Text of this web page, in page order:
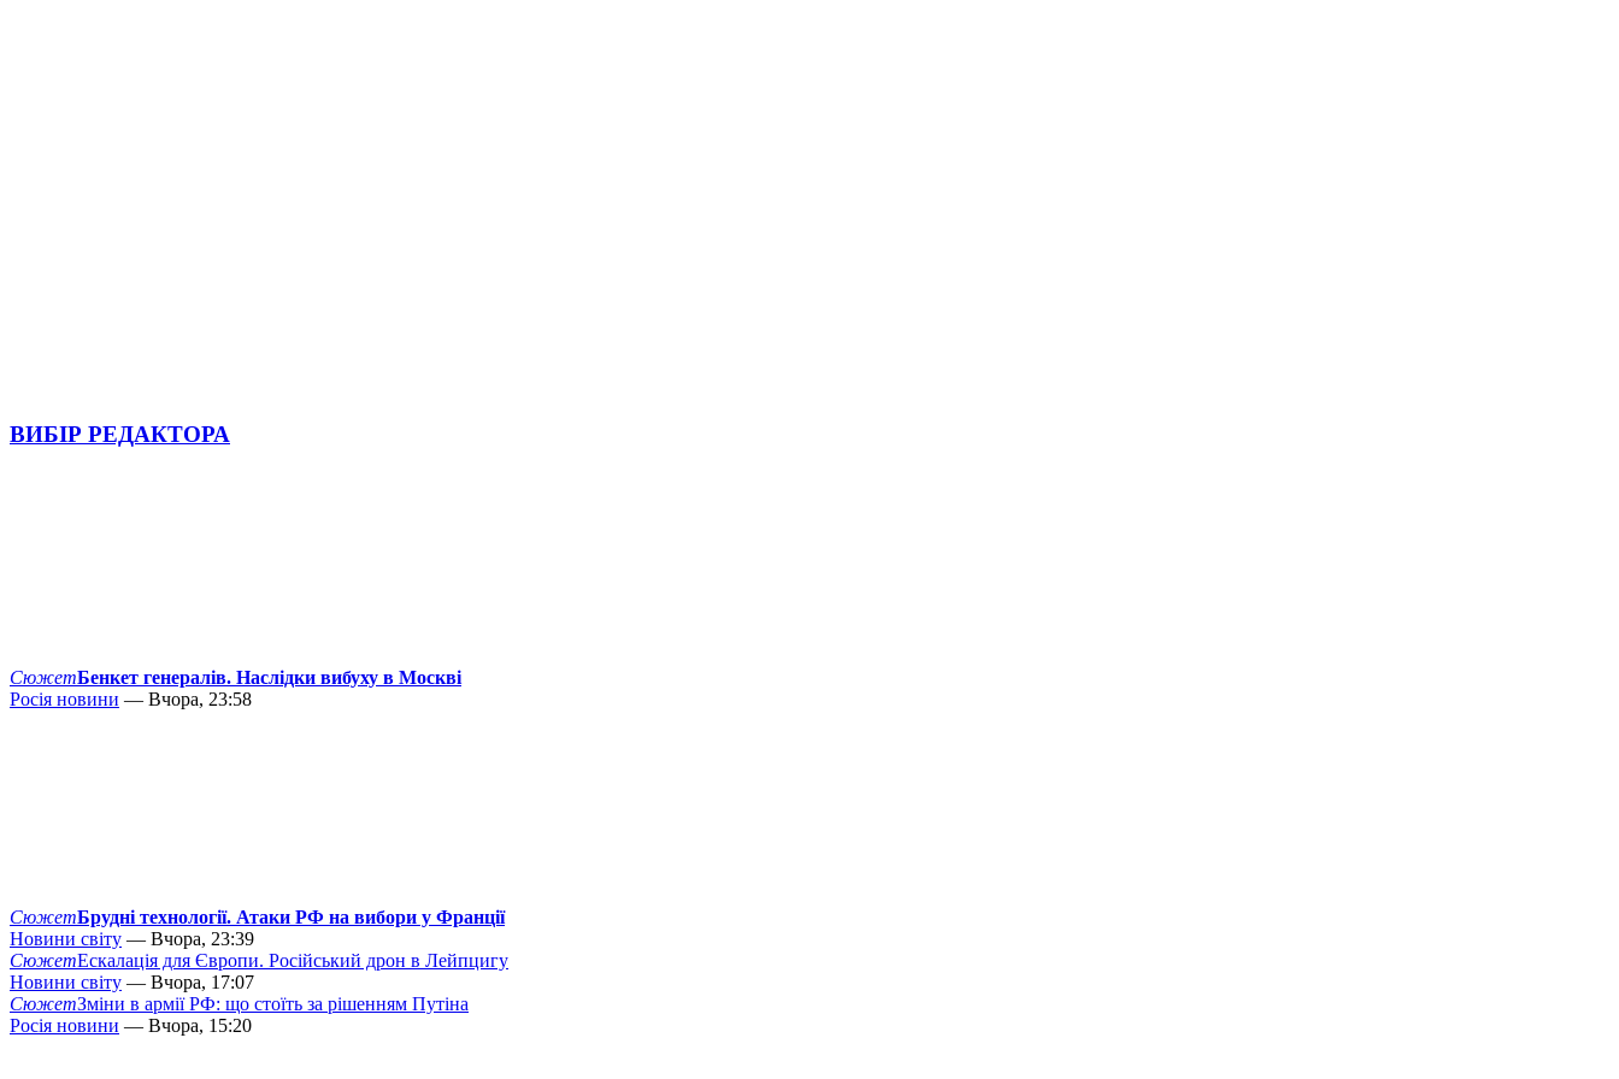
ВИБІР РЕДАКТОРА
СюжетБенкет генералів. Наслідки вибуху в Москві
Росія новини — Вчора, 23:58
СюжетБрудні технології. Атаки РФ на вибори у Франції
Новини світу — Вчора, 23:39
СюжетЕскалація для Європи. Російський дрон в Лейпцигу
Новини світу — Вчора, 17:07
СюжетЗміни в армії РФ: що стоїть за рішенням Путіна
Росія новини — Вчора, 15:20